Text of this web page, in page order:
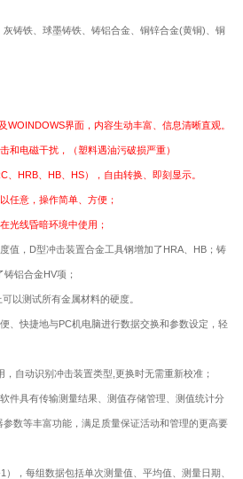
铸铁、球墨铸铁、铸铝合金、铜锌合金(黄铜)、铜
WOINDOWS界面，内容生动丰富、信息清晰直观。
和电磁干扰，（塑料遇油污破损严重）
、HRB、HB、HS），自由转换、即刻显示。
任意，操作简单、方便；
光线昏暗环境中使用；
值，D型冲击装置合金工具钢增加了HRA、HB；铸
铝合金HV项；
以测试所有金属材料的硬度。
、快捷地与PC机电脑进行数据交换和参数设定，轻
，自动识别冲击装置类型,更换时无需重新校准；
件具有传输测量结果、测值存储管理、测值统计分
数等丰富功能，满足质量保证活动和管理的更高要
），每组数据包括单次测量值、平均值、测量日期、